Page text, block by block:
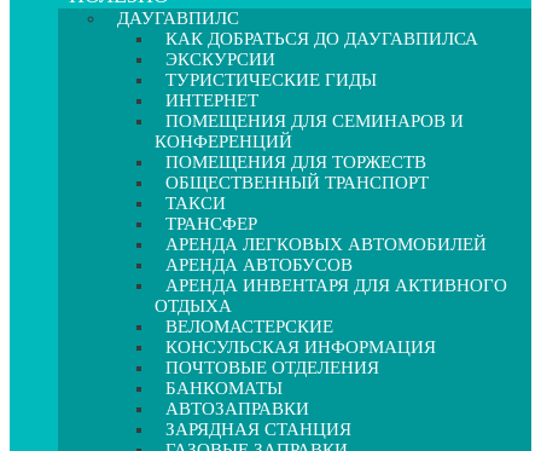
ДАУГАВПИЛС
КАК ДОБРАТЬСЯ ДО ДАУГАВПИЛСА
ЭКСКУРСИИ
ТУРИСТИЧЕСКИЕ ГИДЫ
ИНТЕРНЕТ
ПОМЕЩЕНИЯ ДЛЯ СЕМИНАРОВ И
КОНФЕРЕНЦИЙ
ПОМЕЩЕНИЯ ДЛЯ ТОРЖЕСТВ
ОБЩЕСТВЕННЫЙ ТРАНСПОРТ
ТАКСИ
ТРАНСФЕР
АРЕНДА ЛЕГКОВЫХ АВТОМОБИЛЕЙ
АРЕНДА АВТОБУСОВ
АРЕНДА ИНВЕНТАРЯ ДЛЯ АКТИВНОГО
ОТДЫХА
ВЕЛОМАСТЕРСКИЕ
КОНСУЛЬСКАЯ ИНФОРМАЦИЯ
ПОЧТОВЫЕ ОТДЕЛЕНИЯ
БАНКОМАТЫ
АВТОЗАПРАВКИ
ЗАРЯДНАЯ СТАНЦИЯ